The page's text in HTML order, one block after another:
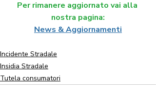
Per rimanere aggiornato vai alla
nostra pagina:
News & Aggiornamenti
Incidente Stradale
Insidia Stradale
Tutela consumatori